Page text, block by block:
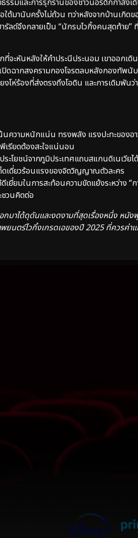
รรมและการรุกรานของชาวนอร์ดิกกำลัง
ต้มานับครั้งไม่ถ้วน ทว่าหลังจากบ้านเกิด
รัลด์จึงกลายเป็น “นักรบไวกิ้งคนสุดท้าย
ะหันหลังให้คำประนีประนอม เขาออกเดิ
ปิดฉากสงครามกองโจรตลบหลังกองทัพ
โห่ร้องที่ส่งตรงถึงโอดิน และการเดิมพันว่
นความหนักแน่น ทรงพลัง แรงปะทะของอา
รียดต้องสะใจแน่นอน
ระโยชน์จากภูมิประเทศแถบสแกนดิเนเวียไ
ดเดี่ยวร้อนแรงของจิตวิญญาณตัวละคร
ยี่ยมในการสะท้อนความขัดแย้งระหว่าง “
ชวนคิดต่อ
มาได้ดุดันและงดงามที่สุดเรื่องหนึ่ง หนัง
นตร์ไวกิ้งเกรดเอของปี 2025 ที่ควรค่า